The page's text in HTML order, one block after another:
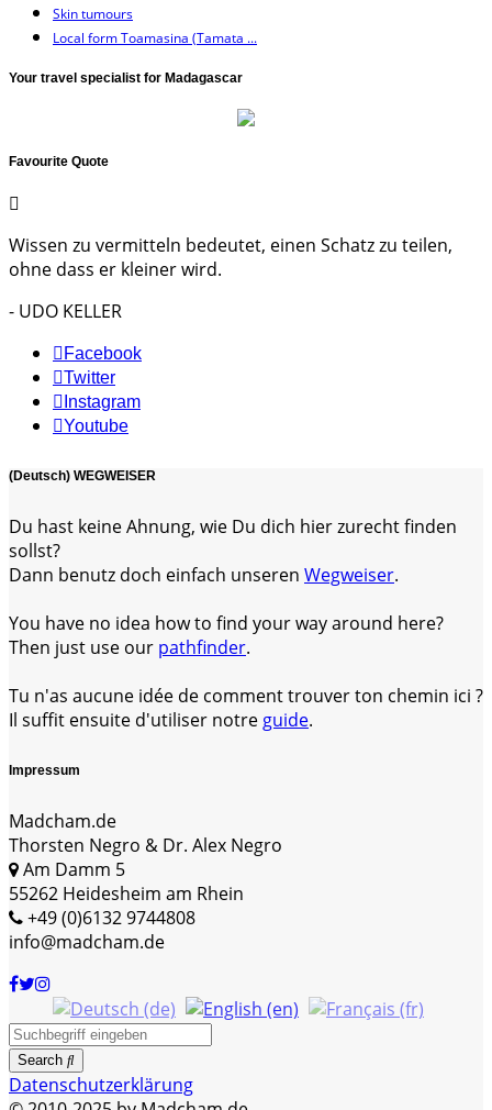
Skin tumours
Local form Toamasina (Tamata ...
Your travel specialist for Madagascar
Favourite Quote
Wissen zu vermitteln bedeutet, einen Schatz zu teilen,
ohne dass er kleiner wird.
- UDO KELLER
Facebook
Twitter
Instagram
Youtube
(Deutsch) WEGWEISER
Du hast keine Ahnung, wie Du dich hier zurecht finden
sollst?
Dann benutz doch einfach unseren Wegweiser.
You have no idea how to find your way around here?
Then just use our pathfinder.
Tu n'as aucune idée de comment trouver ton chemin ici ?
Il suffit ensuite d'utiliser notre guide.
Impressum
Madcham.de
Thorsten Negro & Dr. Alex Negro
Am Damm 5
55262 Heidesheim am Rhein
+49 (0)6132 9744808
info@madcham.de
Search
Datenschutzerklärung